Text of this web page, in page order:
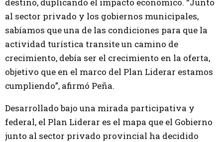
al sector privado y los gobiernos municipales,
sabíamos que una de las condiciones para que la
actividad turística transite un camino de
crecimiento, debía ser el crecimiento en la oferta,
objetivo que en el marco del Plan Liderar estamos
cumpliendo”, afirmó Peña.
Desarrollado bajo una mirada participativa y
federal, el Plan Liderar es el mapa que el Gobierno
junto al sector privado provincial ha decidido